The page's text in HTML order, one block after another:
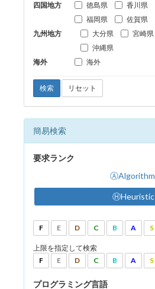
四国地方
徳島県 香川県
九州地方
福岡県 佐賀県
大分県
宮崎県
沖縄県
海外
海外
検索 リセット
簡易検索
要求ランク
ⒶAlgorithm
ⒽHeuristic
F E D C B A S
上限を指定して検索
F
E D C B A S
プログラミング言語